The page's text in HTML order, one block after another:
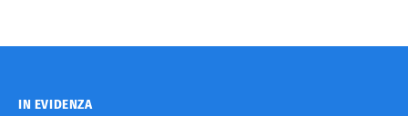
IN EVIDENZA